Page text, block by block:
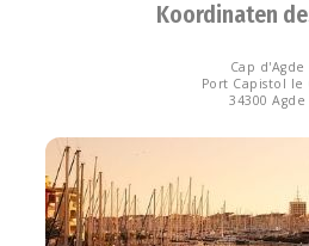
Koordinaten
Cap d'Agde
Port Capistol le
34300 Agde